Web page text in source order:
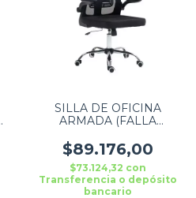
SILLA DE OFICINA
ARMADA (FALLA
ERGONOMICA COLOR
NEGRO ZENEI DW312
$89.176,00
$73.124,32 con
Transferencia o depósito
bancario